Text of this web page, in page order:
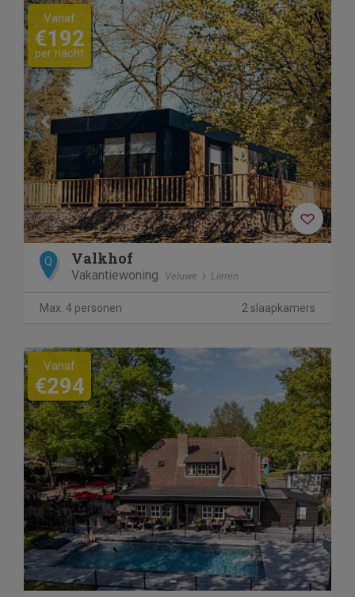
Previous Next
Vanaf
€192
per nacht
Q Valkhof
Vakantiewoning Veluwe Lieren
Max. 4 personen 2 slaapkamers
Vanaf
€294